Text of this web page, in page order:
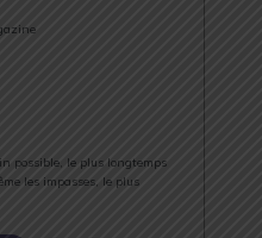
possible, le plus longtemps
les impasses, le plus